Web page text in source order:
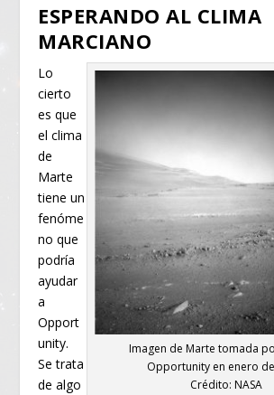
ESPERANDO AL CLIMA
MARCIANO
Imagen de Marte tomada
Opportunity en enero
Crédito: NASA
Lo
cierto
es que
el clima
de
Marte
tiene un
fenóme
no que
podría
ayudar
a
Opport
unity.
Se trata
de algo